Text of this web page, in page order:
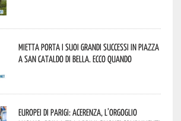
Mietta porta i suoi grandi successi in piazza
a San Cataldo di Bella. Ecco quando
Europei di Parigi: Acerenza, l’orgoglio